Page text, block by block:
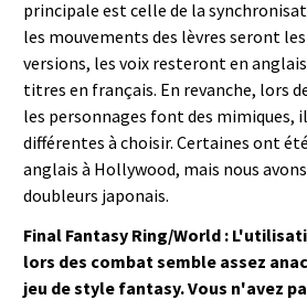
principale est celle de la
les mouvements des lèvres seront
versions, les voix resteront en
titres en français. En revanche, lors
les personnages font des mimiques,
différentes à choisir. Certaines ont
anglais à Hollywood, mais nous
doubleurs japonais.
Final Fantasy Ring/World :
lors des combat semble assez
jeu de style fantasy. Vous n'avez